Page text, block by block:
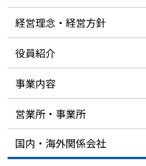
経営理念・経営方針
役員紹介
事業内容
営業所・事業所
国内・海外関係会社